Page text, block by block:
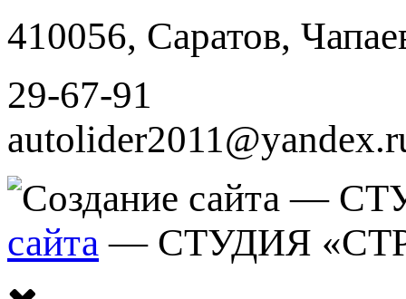
410056, Саратов,
29-67-91
сайта — СТУДИЯ